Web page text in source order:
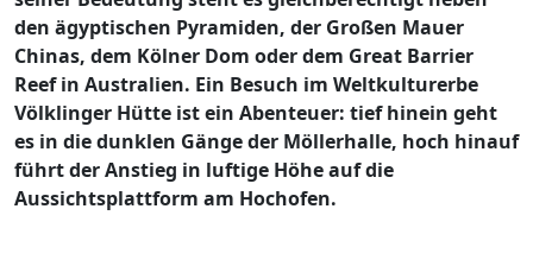
den ägyptischen Pyramiden, der Großen Mauer
Chinas, dem Kölner Dom oder dem Great Barrier
Reef in Australien. Ein Besuch im Weltkulturerbe
Völklinger Hütte ist ein Abenteuer: tief hinein geht
es in die dunklen Gänge der Möllerhalle, hoch hinauf
führt der Anstieg in luftige Höhe auf die
Aussichtsplattform am Hochofen.